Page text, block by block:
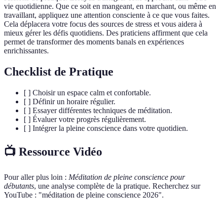
vie quotidienne. Que ce soit en mangeant, en marchant, ou même en
travaillant, appliquez une attention consciente à ce que vous faites.
Cela déplacera votre focus des sources de stress et vous aidera à
mieux gérer les défis quotidiens. Des praticiens affirment que cela
permet de transformer des moments banals en expériences
enrichissantes.
Checklist de Pratique
[ ] Choisir un espace calm et confortable.
[ ] Définir un horaire régulier.
[ ] Essayer différentes techniques de méditation.
[ ] Évaluer votre progrès régulièrement.
[ ] Intégrer la pleine conscience dans votre quotidien.
📺 Ressource Vidéo
Pour aller plus loin : Méditation de pleine conscience pour
débutants, une analyse complète de la pratique. Recherchez sur
YouTube : "méditation de pleine conscience 2026".